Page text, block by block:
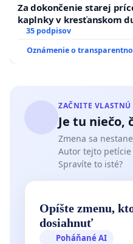
Za dokončenie starej
kaplnky v kresťanskom
35 podpisov
Oznámenie o
ZAČNITE
Je tu niečo,
Zmena sa
Autor tejto petície
Spravíte to isté?
Opíšte zmenu,
dosiahnuť
Poháňané AI